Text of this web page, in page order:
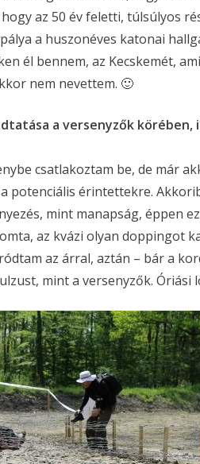
az 50 év feletti, túlsúlyos
a huszonéves katonai
él bennem, az Kecskemét,
nem nevettem. 🙂
a versenyzők
csatlakoztam be, de már
potenciális érintettekre.
mint manapság, éppen
az kvázi olyan doppingot
az árral, aztán – bár a
mint a versenyzők. Óriási